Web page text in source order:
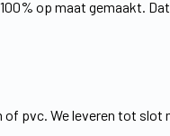
op maat gemaakt.
pvc. We leveren tot